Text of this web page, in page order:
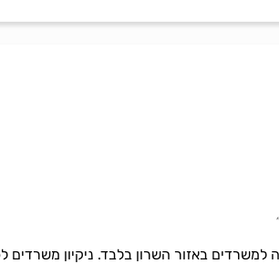
באזור השרון בלבד. ניקיון משרדים